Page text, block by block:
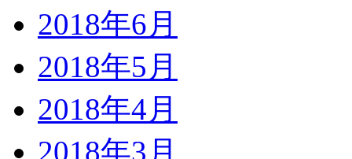
2018年6月
2018年5月
2018年4月
2018年3月